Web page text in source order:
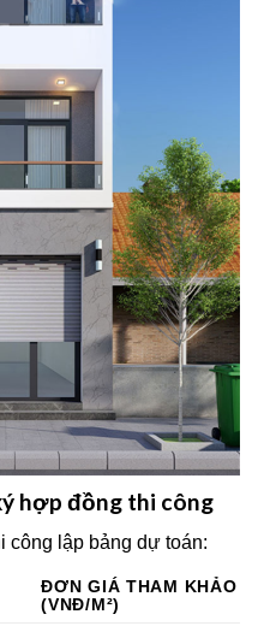
hợp đồng thi công
công lập bảng dự toán:
ĐƠN GIÁ THAM KHẢO
(VNĐ/M²)